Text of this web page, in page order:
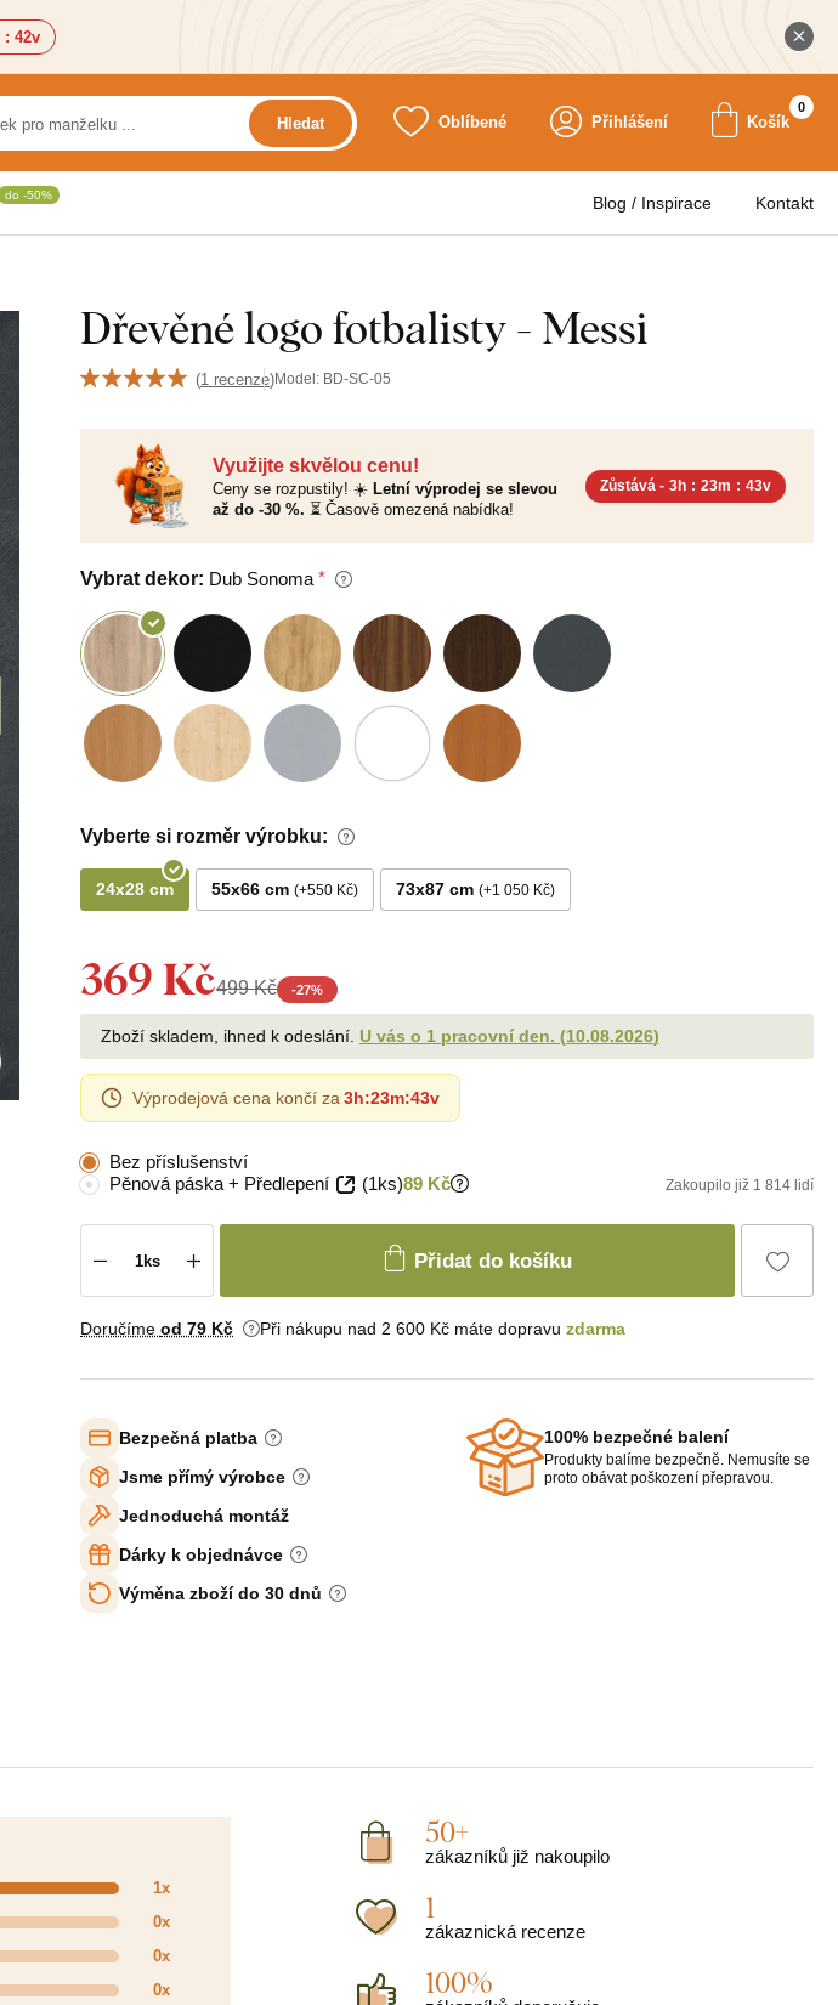
: 41v
Hledat Oblíbené Přihlášení Košík
0
do -50% Blog / Inspirace Kontakt
Dřevěné logo fotbalisty - Messi
(1 recenze)Model: BD-SC-05
Využijte skvělou cenu!
Ceny se rozpustily! ☀️ Letní výprodej se slevou
až do -30 %. ⏳ Časově omezená nabídka!
Zůstává - 3h : 23m : 41v
Vybrat dekor: Dub Sonoma
Vyberte si rozměr výrobku:
24x28 cm 55x66 cm +550 Kč 73x87 cm +1 050 Kč
369 Kč499 Kč -27%
Zboží skladem, ihned k odeslání. U vás o 1 pracovní den. (10.08.2026)
Výprodejová cena končí za 3h:23m:41v
Bez příslušenství
Pěnová páska + Předlepení
(1ks)89 Kč Zakoupilo již 1 814 lidí
Přidat do košíku
Doručíme od 79 Kč Při nákupu nad 2 600 Kč máte dopravu zdarma
Bezpečná platba
Jsme přímý výrobce
Jednoduchá montáž
Dárky k objednávce
Výměna zboží do 30 dnů
100% bezpečné balení
Produkty balíme bezpečně. Nemusíte se
proto obávat poškození přepravou.
0x
0x
0x
1x
50+
zákazníků již nakoupilo
1
zákaznická recenze
100%